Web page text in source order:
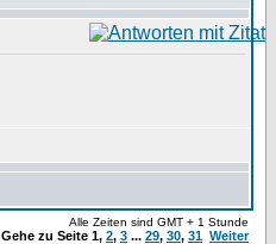
Alle Zeiten sind GMT + 1 Stunde
Gehe zu Seite 1, 2, 3 ... 29, 30, 31 Weiter